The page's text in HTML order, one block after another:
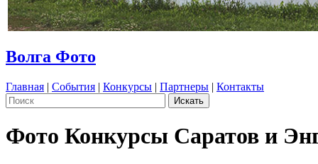
Волга Фото
Главная | События | Конкурсы | Партнеры | Контакты
Фото Конкурсы Саратов и